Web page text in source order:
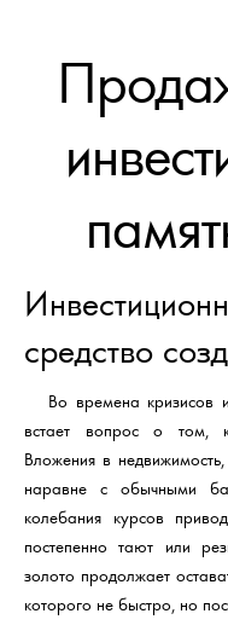
средство
Во времена кризисов
встает вопрос о том,
Вложения в
наравне с обычными
колебания курсов
постепенно тают или
золото продолжает
которого не быстро, но